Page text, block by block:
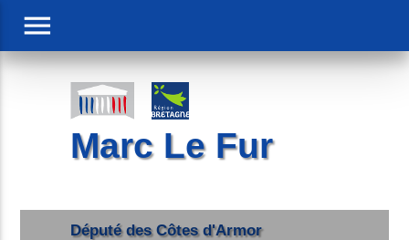
Marc Le Fur
Député des Côtes d'Armor
menu